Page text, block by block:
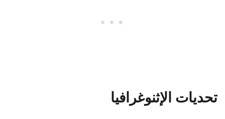
تحديات الإثنوغرافيا